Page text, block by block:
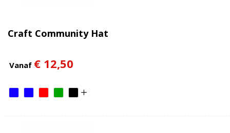
Craft Community Hat
Vanaf € 12,50